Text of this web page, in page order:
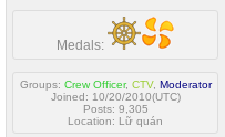
Medals:
Groups: Crew Officer, CTV, Moderator
Joined: 10/20/2010(UTC)
Posts: 9,305
Location: Lữ quán